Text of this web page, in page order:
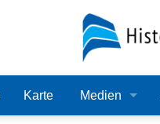
Karte Medien